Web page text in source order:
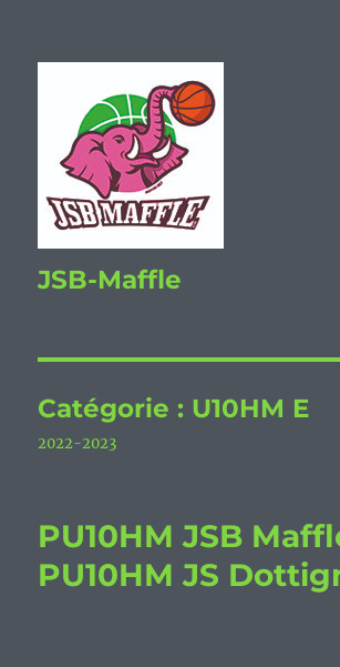
JSB-Maffle
Catégorie : U10HM E
2022-2023
PU10HM JSB
PU10HM JS